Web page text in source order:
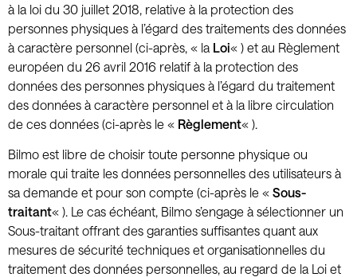
à la loi du 30 juillet 2018, relative à la protection des
personnes physiques à l’égard des traitements des données
à caractère personnel (ci-après, « la Loi« ) et au Règlement
européen du 26 avril 2016 relatif à la protection des
données des personnes physiques à l’égard du traitement
des données à caractère personnel et à la libre circulation
de ces données (ci-après le « Règlement« ).
Bilmo est libre de choisir toute personne physique ou
morale qui traite les données personnelles des utilisateurs à
sa demande et pour son compte (ci-après le « Sous-
traitant« ). Le cas échéant, Bilmo s’engage à sélectionner un
Sous-traitant offrant des garanties suffisantes quant aux
mesures de sécurité techniques et organisationnelles du
traitement des données personnelles, au regard de la Loi et